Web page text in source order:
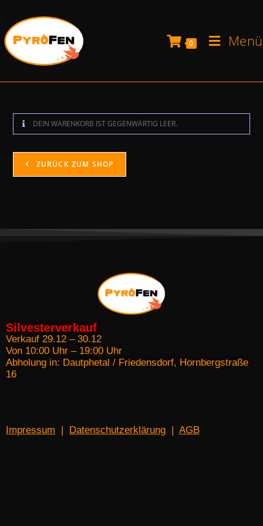
0 Menü
DEIN WARENKORB IST GEGENWÄRTIG LEER.
ZURÜCK ZUM SHOP
Silvesterverkauf
Verkauf 29.12 – 30.12
Von 10:00 Uhr – 19:00 Uhr
Abholung in: Dautphetal / Friedensdorf, Hornbergstraße
16
Impressum Datenschutzerklärung AGB